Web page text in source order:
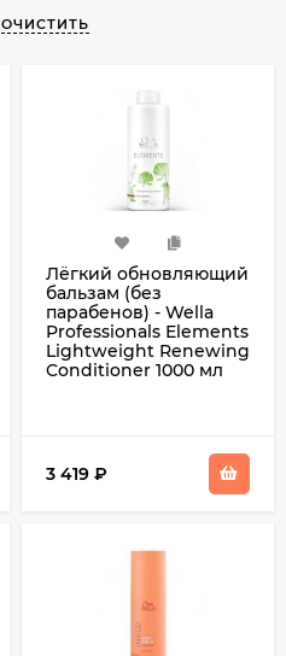
ОЧИСТИТЬ
Лёгкий обновляющий
бальзам (без
парабенов) - Wella
Professionals Elements
Lightweight Renewing
Conditioner 1000 мл
3 419 ₽